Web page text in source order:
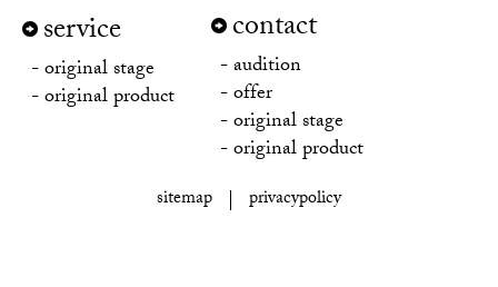
service
original stage
original product
contact
audition
offer
original stage
original product
sitemap privacypolicy